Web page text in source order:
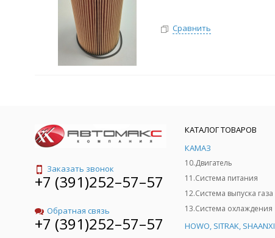
Сравнить
Заказать звонок
+7 (391)252–57–57
Обратная связь
+7 (391)252–57–57
КАТАЛОГ ТОВАРОВ
КАМАЗ
10.Двигатель
11.Система питания
12.Система выпуска газа
13.Система охлаждения
HOWO, SITRAK, SHAANXI